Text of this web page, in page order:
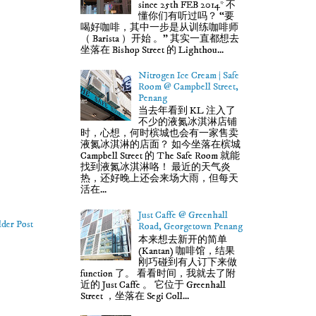
Post
since 25th FEB 2014* 不
懂你们有听过吗？ “要
喝好咖啡，其中一步是从训练咖啡师
（ Barista ）开始 。” 其实一直都想去
坐落在 Bishop Street 的 Lighthou...
Nitrogen Ice Cream | Safe
Room @ Campbell Street,
Penang
当去年看到 KL 注入了
不少的液氮冰淇淋店铺
时，心想，何时槟城也会有一家售卖
液氮冰淇淋的店面？ 如今坐落在槟城
Campbell Street 的 The Safe Room 就能
找到液氮冰淇淋咯！ 最近的天气炎
热，还好晚上还会来场大雨，但每天
活在...
Just Caffe @ Greenhall
Road, Georgetown Penang
本来想去新开的简单
(Kantan) 咖啡馆，结果
刚巧碰到有人订下来做
function 了。 看看时间，我就去了附
近的 Just Caffe 。 它位于 Greenhall
Street ，坐落在 Segi Coll...